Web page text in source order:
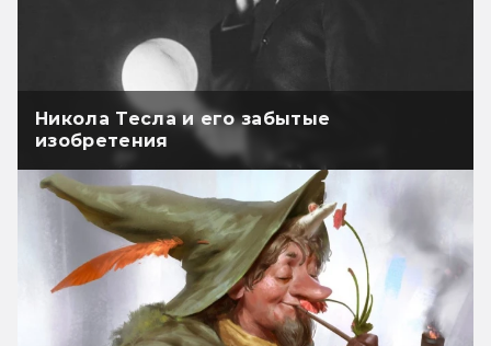
Никола Тесла и его забытые
изобретения